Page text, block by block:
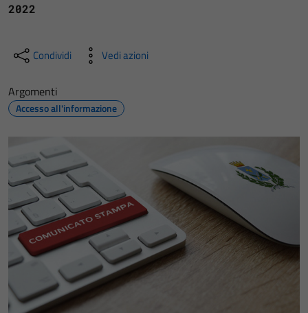
2022
Condividi Vedi azioni
Argomenti
Accesso all'informazione